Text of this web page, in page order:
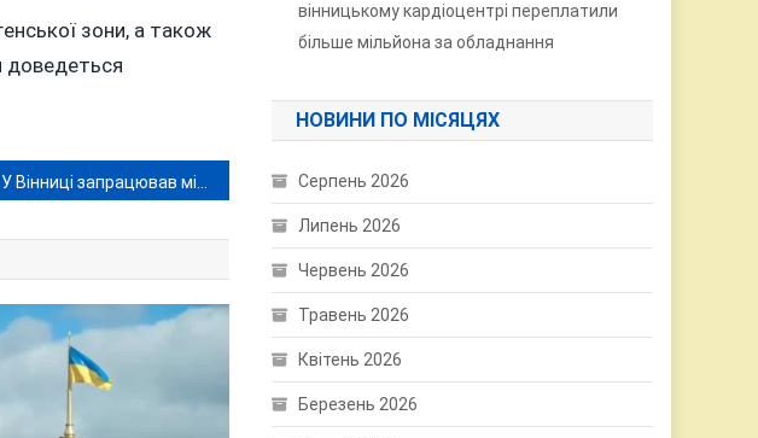
зони, а також
доведеться
вінницькому кардіоцентрі переплатили
більше мільйона за обладнання
НОВИНИ ПО МІСЯЦЯХ
Серпень 2026
Липень 2026
Червень 2026
Травень 2026
Квітень 2026
Березень 2026